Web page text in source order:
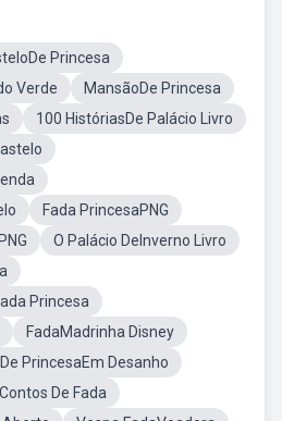
Princesa
Verde
MansãoDe Princesa
100 HistóriasDe Palácio Livro
Fada PrincesaPNG
O Palácio DeInverno Livro
Princesa
FadaMadrinha Disney
PrincesaEm Desanho
De Fada